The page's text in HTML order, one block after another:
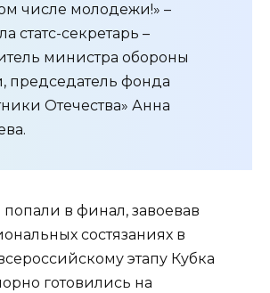
числе молодежи!» –
статс-секретарь –
министра обороны
председатель фонда
Отечества» Анна
в финал, завоевав
состязаниях в
этапу Кубка
готовились на